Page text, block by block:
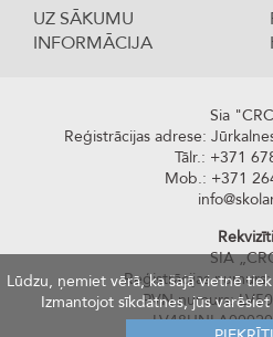
UZ SĀKUMU
INFORMĀCIJA
Sia
Reģistrācijas adrese:
Tālr.: +371
Mob.: +371
SIA
Reģistrācijas
PVN numurs:
Lūdzu, ņemiet vērā, ka šajā vietnē
Izmantojot sīkdatnes, jūs